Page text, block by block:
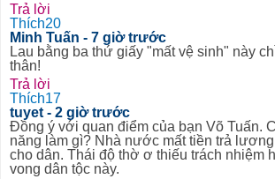
Trả lời
Thích20
Minh Tuấn - 7 giờ trước
Lau bằng ba thứ giấy "mất vệ sinh" này
thân!
Trả lời
Thích17
tuyet- 2 giờ trước
Đồng ý với quan điểm của bạn Võ Tuấn.
năng làm gì? Nhà nước mất tiền trả
cho dân. Thái độ thờ ơ thiếu trách nhiệm
vong dân tộc này.